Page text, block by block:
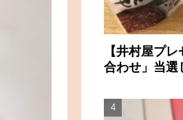
【井村屋プ
合わせ」当選